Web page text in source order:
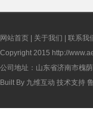
网站首页 关于我们 联系我
Copyright 2015 http://
公司地址：山东省济南市槐
Built By 九维互动 技术支持